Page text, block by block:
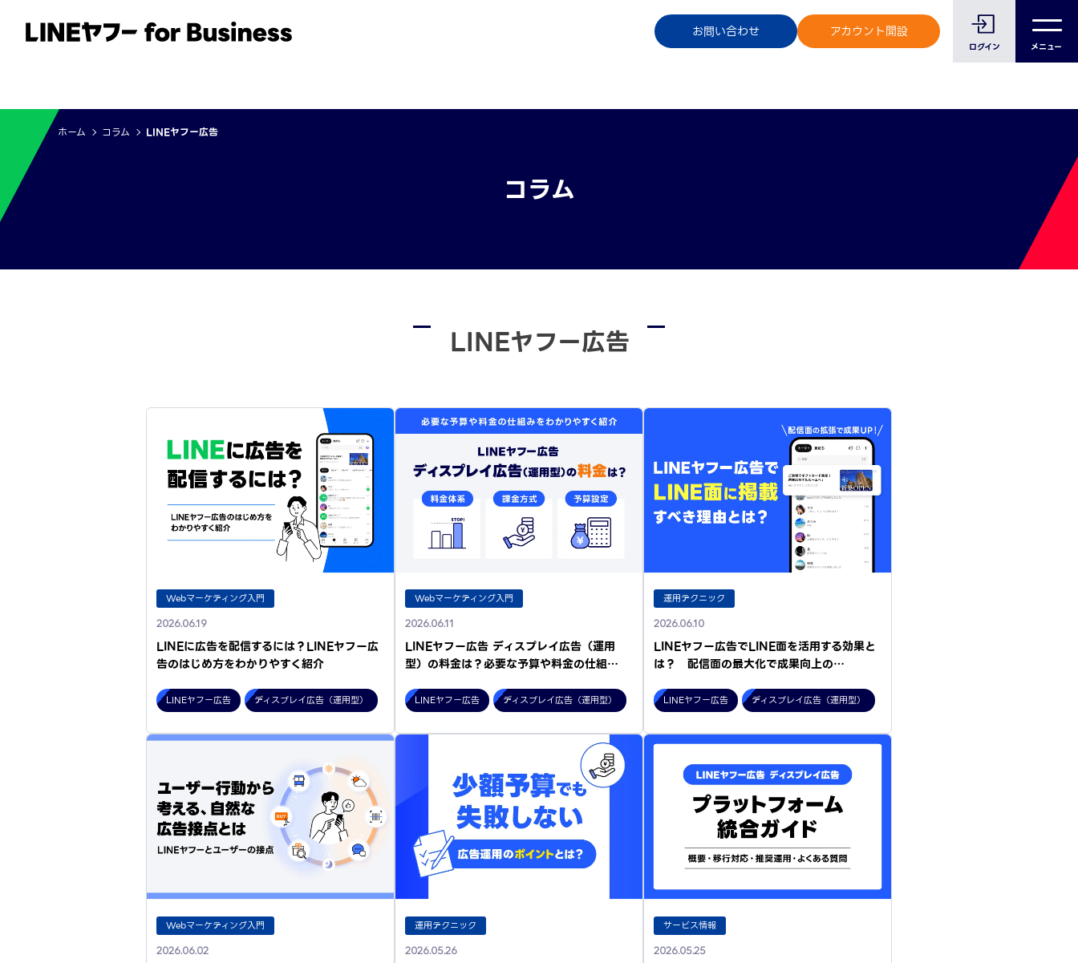
お問い合わせ アカウント開設
ログイン メニュー
サービス 事例 イベント・セミナー ご利用中のお客様へ
ホーム コラム LINEヤフー広告
コラム
LINEヤフー広告
Webマーケティング入門
2026.06.19
LINEに広告を配信するには？LINEヤフー広
告のはじめ方をわかりやすく紹介
LINEヤフー広告 ディスプレイ広告（運用型）
Webマーケティング入門
2026.06.11
LINEヤフー広告 ディスプレイ広告（運用
型）の料金は？必要な予算や料金の仕組…
LINEヤフー広告 ディスプレイ広告（運用型）
運用テクニック
2026.06.10
LINEヤフー広告でLINE面を活用する効果と
は？ 配信面の最大化で成果向上の…
LINEヤフー広告 ディスプレイ広告（運用型）
Webマーケティング入門
2026.06.02
運用テクニック
2026.05.26
サービス情報
2026.05.25